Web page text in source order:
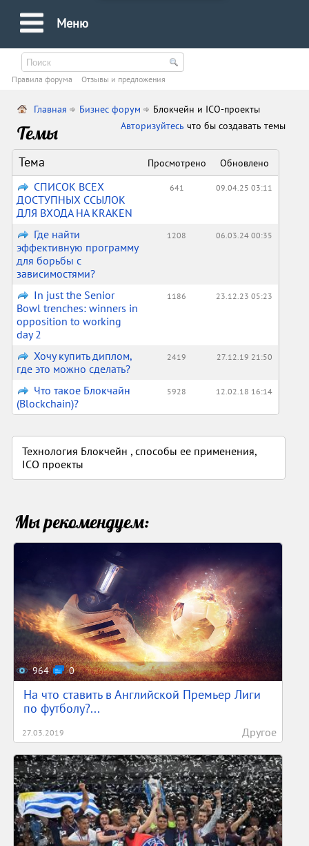
Меню
Правила форума Oтзывы и предложения
Главная Бизнес форум
Блокчейн и ICO-проекты
Авторизуйтесь что бы создавать темы
Темы
Тема Просмотрено Обновлено
СПИСОК ВСЕХ
ДОСТУПНЫХ ССЫЛОК
ДЛЯ ВХОДА НА KRAKЕN
641 09.04.25 03:11
Где найти
эффективную программу
для борьбы с
зависимостями?
1208 06.03.24 00:35
In just the Senior
Bowl trenches: winners in
opposition to working
day 2
1186 23.12.23 05:23
Хочу купить диплом,
где это можно сделать?
2419 27.12.19 21:50
Что такое Блокчайн
(Blockchain)?
5928 12.02.18 16:14
Технология Блокчейн , способы ее применения,
ICO проекты
Мы рекомендуем:
964 0
На что ставить в Английской Премьер Лиги
по футболу?...
27.03.2019 Другое